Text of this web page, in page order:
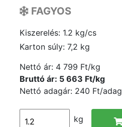
FAGYOS
Kiszerelés: 1.2 kg/cs
Karton súly: 7,2 kg
Nettó ár: 4 799 Ft/kg
Bruttó ár: 5 663 Ft/kg
Nettó adagár: 240 Ft/adag
kg